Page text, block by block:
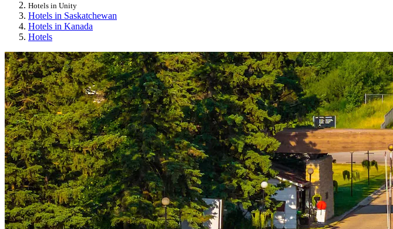
Hotels in Unity
Hotels in Saskatchewan
Hotels in Kanada
Hotels